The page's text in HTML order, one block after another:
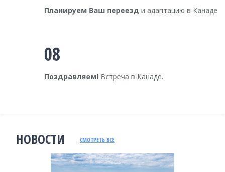
Планируем Ваш переезд и адаптацию в Канаде
08
Поздравляем! Встреча в Канаде.
НОВОСТИ СМОТРЕТЬ ВСЕ